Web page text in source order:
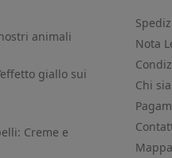
animali
giallo sui
Creme e
Nota
Chi